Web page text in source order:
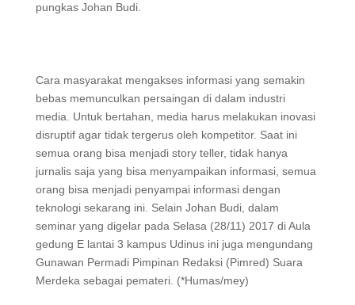
pungkas Johan Budi.
Cara masyarakat mengakses informasi yang semakin
bebas memunculkan persaingan di dalam industri
media. Untuk bertahan, media harus melakukan inovasi
disruptif agar tidak tergerus oleh kompetitor. Saat ini
semua orang bisa menjadi story teller, tidak hanya
jurnalis saja yang bisa menyampaikan informasi, semua
orang bisa menjadi penyampai informasi dengan
teknologi sekarang ini. Selain Johan Budi, dalam
seminar yang digelar pada Selasa (28/11) 2017 di Aula
gedung E lantai 3 kampus Udinus ini juga mengundang
Gunawan Permadi Pimpinan Redaksi (Pimred) Suara
Merdeka sebagai pemateri. (*Humas/mey)